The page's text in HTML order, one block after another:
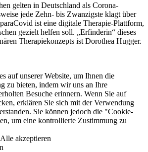
gelten in Deutschland als Corona-
jede Zehn- bis Zwanzigste klagt über
ist eine digitale Therapie-Plattform,
gezielt helfen soll. „Erfinderin“ dieses
Therapiekonzepts ist Dorothea Hugger.
auf unserer Website, um Ihnen die
zu bieten, indem wir uns an Ihre
Besuche erinnern. Wenn Sie auf
erklären Sie sich mit der Verwendung
Sie können jedoch die "Cookie-
um eine kontrollierte Zustimmung zu
Alle akzeptieren